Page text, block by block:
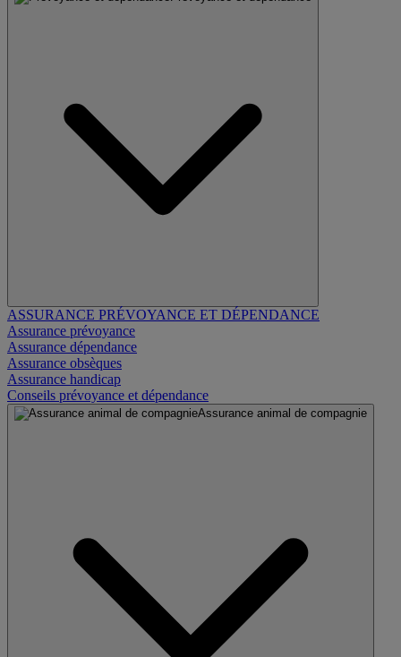
ASSURANCE PRÉVOYANCE ET DÉPENDANCE
Assurance prévoyance
Assurance dépendance
Assurance obsèques
Assurance handicap
Conseils prévoyance et dépendance
Assurance animal de compagnie